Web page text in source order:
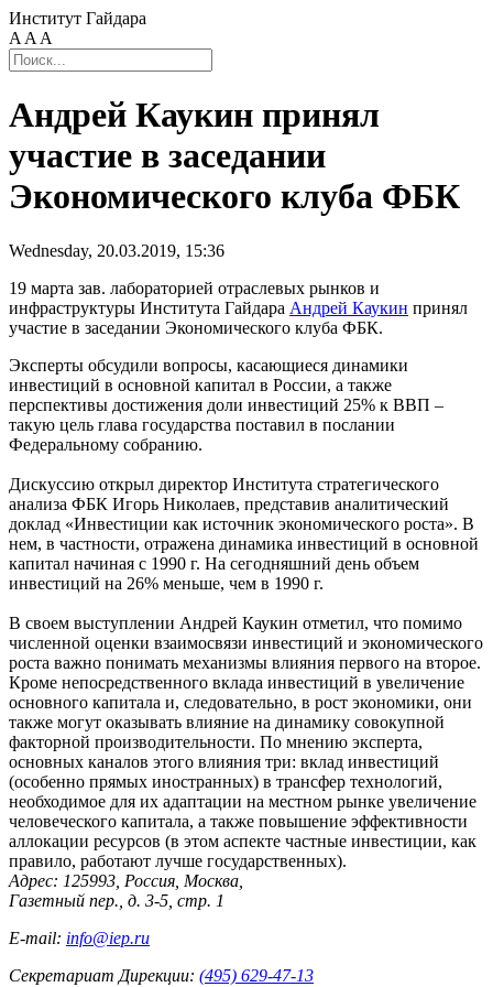
Институт Гайдара
A A A
Андрей Каукин принял
участие в заседании
Экономического клуба ФБК
Wednesday, 20.03.2019, 15:36
19 марта зав. лабораторией отраслевых рынков и
инфраструктуры Института Гайдара Андрей Каукин принял
участие в заседании Экономического клуба ФБК.
Эксперты обсудили вопросы, касающиеся динамики
инвестиций в основной капитал в России, а также
перспективы достижения доли инвестиций 25% к ВВП –
такую цель глава государства поставил в послании
Федеральному собранию.
Дискуссию открыл директор Института стратегического
анализа ФБК Игорь Николаев, представив аналитический
доклад «Инвестиции как источник экономического роста». В
нем, в частности, отражена динамика инвестиций в основной
капитал начиная с 1990 г. На сегодняшний день объем
инвестиций на 26% меньше, чем в 1990 г.
В своем выступлении Андрей Каукин отметил, что помимо
численной оценки взаимосвязи инвестиций и экономического
роста важно понимать механизмы влияния первого на второе.
Кроме непосредственного вклада инвестиций в увеличение
основного капитала и, следовательно, в рост экономики, они
также могут оказывать влияние на динамику совокупной
факторной производительности. По мнению эксперта,
основных каналов этого влияния три: вклад инвестиций
(особенно прямых иностранных) в трансфер технологий,
необходимое для их адаптации на местном рынке увеличение
человеческого капитала, а также повышение эффективности
аллокации ресурсов (в этом аспекте частные инвестиции, как
правило, работают лучше государственных).
Адрес: 125993, Россия, Москва,
Газетный пер., д. 3-5, стр. 1
E-mail: info@iep.ru
Секретариат Дирекции: (495) 629-47-13